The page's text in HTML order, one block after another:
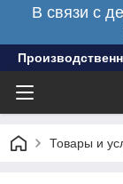
В связи с
Товары и